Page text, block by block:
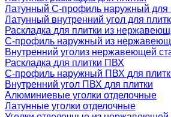
Латунный С-профиль наружный для
Латунный внутренний угол для
Раскладка для плитки из
С-профиль наружный из
Внутренний уголиз нержавеющей
Раскладка для плитки ПВХ
С-профиль наружный ПВХ для
Внутренний угол ПВХ для плитки
Алюминиевые уголки отделочные
Латунные уголки отделочные